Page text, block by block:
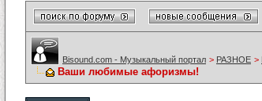
Bisound.com - Музыкальный портал > РАЗНОЕ >
Ваши любимые афоризмы!